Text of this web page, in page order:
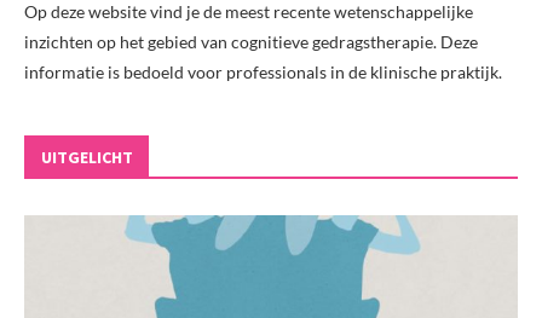
Op deze website vind je de meest recente wetenschappelijke
inzichten op het gebied van cognitieve gedragstherapie. Deze
informatie is bedoeld voor professionals in de klinische praktijk.
UITGELICHT